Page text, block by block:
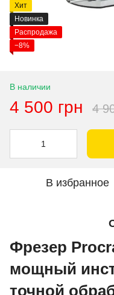
Хит
Новинка
Распродажа
−8%
В наличии
4 500 грн 4
В избранное
Фрезер
мощный
точной